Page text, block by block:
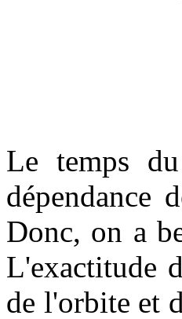
Le temps
dépendance
Donc, on a
L'exactitude
de l'orbite et